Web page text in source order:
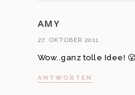
AMY
27. OKTOBER 2011
Wow..ganz tolle Idee!
ANTWORTEN